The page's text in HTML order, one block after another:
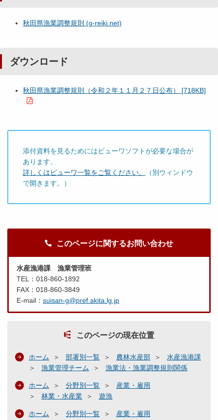
秋田県漁業調整規則 (g-reiki.net)
ダウンロード
秋田県漁業調整規則（令和２年１１月２７日公布） [718KB]
添付資料を見るためにはビューワソフトが必要な場合が
あります。
詳しくはビューワ一覧をご覧ください。
（別ウィンドウ
で開きます。）
このページに関するお問い合わせ
水産漁港課 漁業管理班
TEL：018-860-1892
FAX：018-860-3849
E-mail： suisan-g@pref.akita.lg.jp
このページの現在位置
ホーム 部署別一覧 農林水産部
水産漁港課
漁業管理チーム
漁業法・漁業調整規則関係
ホーム 分野別一覧
産業・雇用
林業・水産業
遊漁
ホーム 分野別一覧
産業・雇用